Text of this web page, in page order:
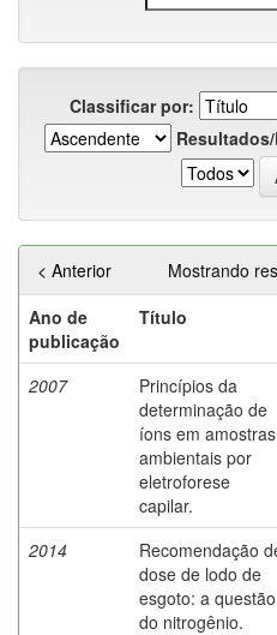
Classificar por:
Mostrando
< Anterior
Ano de
publicação
Título
2007
Princípios da
determinação de
íons em amostras
ambientais por
eletroforese
capilar.
2014
Recomendação
dose de lodo de
esgoto: a questão
do nitrogênio.